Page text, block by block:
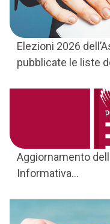
Elezioni 2026
pubblicate le liste
Aggiornamento
Informativa...